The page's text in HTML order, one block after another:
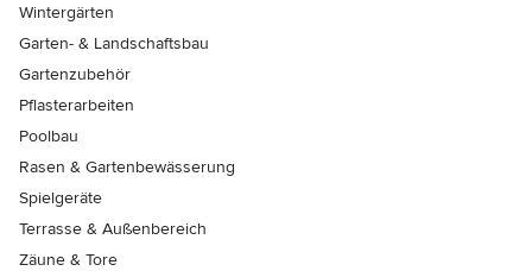
Wintergärten
Garten- & Landschaftsbau
Gartenzubehör
Pflasterarbeiten
Poolbau
Rasen & Gartenbewässerung
Spielgeräte
Terrasse & Außenbereich
Zäune & Tore